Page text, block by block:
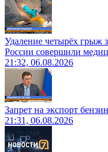
Удаление четырёх
России совершили
21:32, 06.08.2026
Запрет на экспорт
21:31, 06.08.2026